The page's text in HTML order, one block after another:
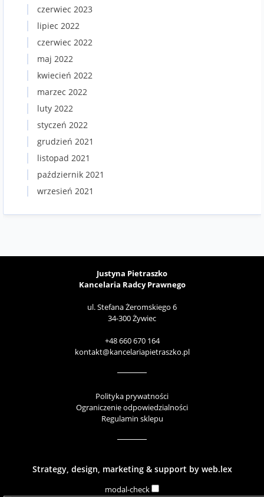
czerwiec 2023
lipiec 2022
czerwiec 2022
maj 2022
kwiecień 2022
marzec 2022
luty 2022
styczeń 2022
grudzień 2021
listopad 2021
październik 2021
wrzesień 2021
Justyna Pietraszko
Kancelaria Radcy Prawnego
ul. Stefana Żeromskiego 6
34-300 Żywiec
+48 660 670 164
kontakt@kancelariapietraszko.pl
Polityka prywatności
Ograniczenie odpowiedzialności
Regulamin sklepu
Strategy, design, marketing & support by web.lex
modal-check